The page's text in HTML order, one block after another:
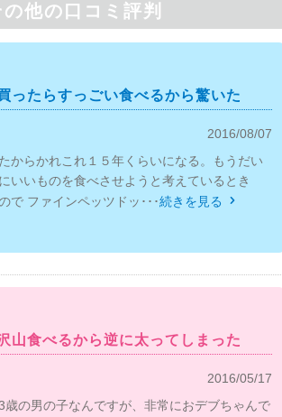
の他の口コミ評判
ったらすっごい食べるから驚いた
2016/08/07
からかれこれ１５年くらいになる。もうだい
いいものを食べさせようと考えているとき
で ファインペッツドッ･･･続きを見る 
山食べるから逆に太ってしまった
2016/05/17
の男の子なんですが、非常におデブちゃんで